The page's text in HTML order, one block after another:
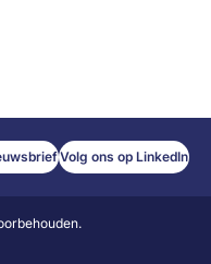
Volg ons op LinkedIn